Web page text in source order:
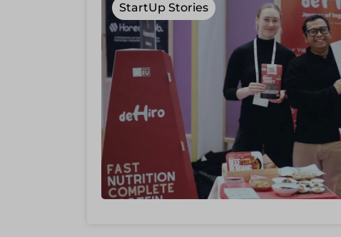
StartUp Stories